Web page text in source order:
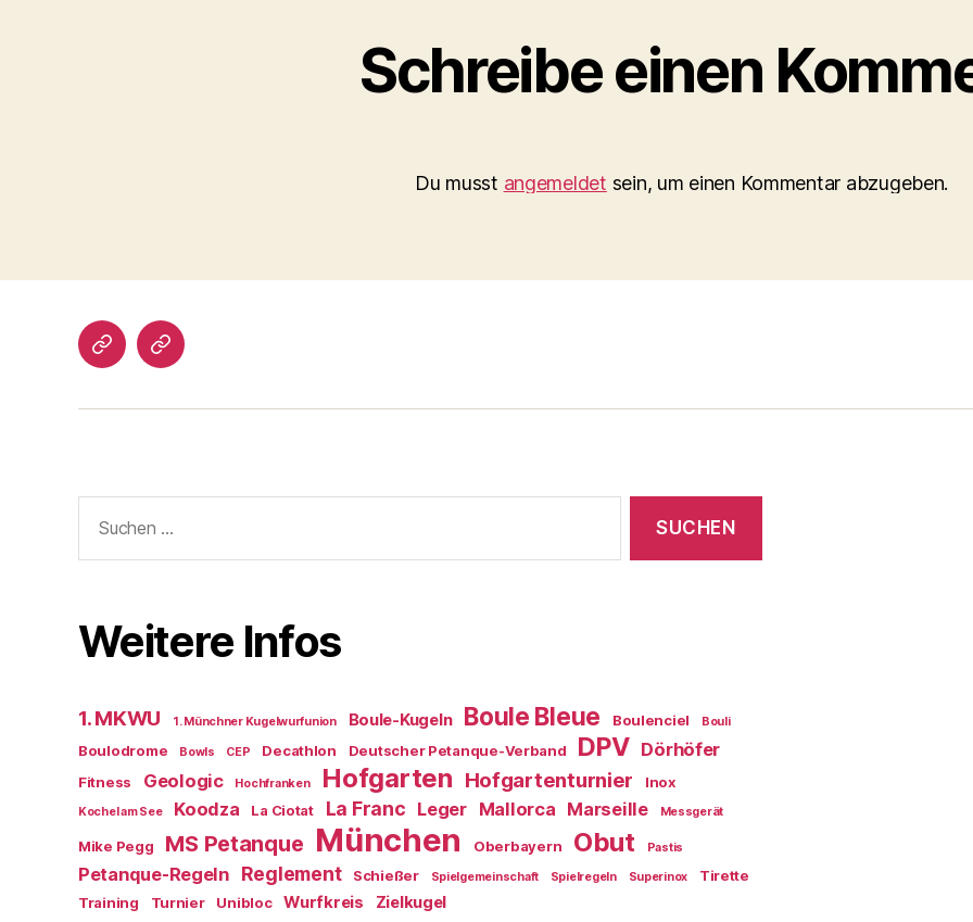
Schreibe einen
Du musst angemeldet sein, um einen Kommentar abzugeben.
Impressum/DatSchutz
Beliebte
Kugeln
nach:
Weitere Infos
1. MKWU 1. Münchner Kugelwurfunion Boule-Kugeln Boule Bleue Boulenciel Bouli
Boulodrome Bowls CEP Decathlon Deutscher Petanque-Verband DPV Dörhöfer
Fitness Geologic Hochfranken Hofgarten Hofgartenturnier Inox
Kochel am See Koodza La Ciotat La Franc Leger Mallorca Marseille Messgerät
Mike Pegg MS Petanque München Oberbayern Obut Pastis
Petanque-Regeln Reglement Schießer Spielgemeinschaft Spielregeln Superinox
Tirette
Training
Turnier Unibloc Wurfkreis Zielkugel